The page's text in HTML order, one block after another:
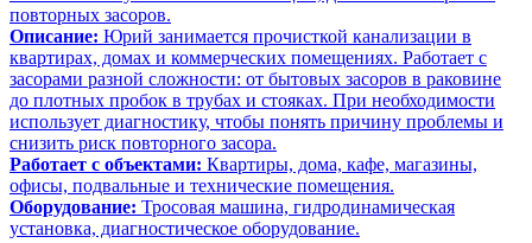
повторных засоров.
Описание: Юрий занимается прочисткой канализации в
квартирах, домах и коммерческих помещениях. Работает с
засорами разной сложности: от бытовых засоров в раковине
до плотных пробок в трубах и стояках. При необходимости
использует диагностику, чтобы понять причину проблемы и
снизить риск повторного засора.
Работает с объектами: Квартиры, дома, кафе, магазины,
офисы, подвальные и технические помещения.
Оборудование: Тросовая машина, гидродинамическая
установка, диагностическое оборудование.